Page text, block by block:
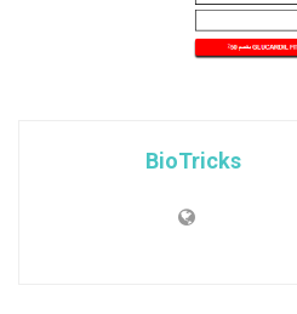
BioTricks